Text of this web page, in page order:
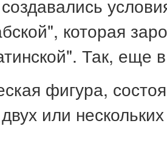
которая
Так, еще
фигура,
или